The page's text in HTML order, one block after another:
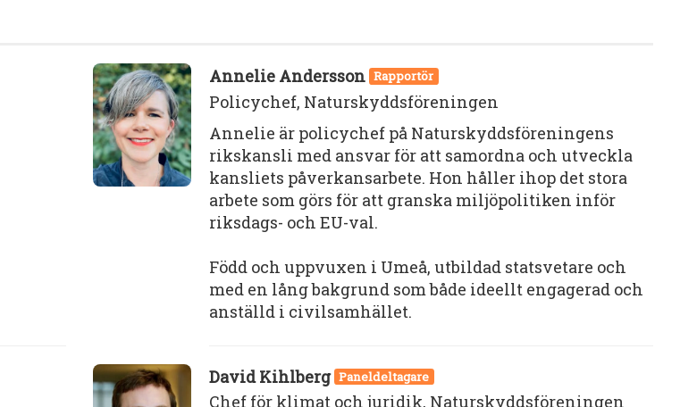
Annelie Andersson Rapportör
Policychef, Naturskyddsföreningen
Annelie är policychef på Naturskyddsföreningens
rikskansli med ansvar för att samordna och utveckla
kansliets påverkansarbete. Hon håller ihop det stora
arbete som görs för att granska miljöpolitiken inför
riksdags- och EU-val.
Född och uppvuxen i Umeå, utbildad statsvetare och
med en lång bakgrund som både ideellt engagerad och
anställd i civilsamhället.
David Kihlberg Paneldeltagare
Chef för klimat och juridik, Naturskyddsföreningen